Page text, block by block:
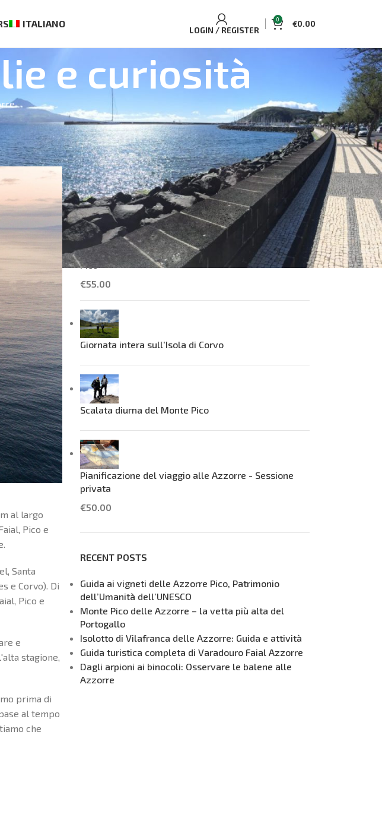
ITALIANO
LOGIN / REGISTER
0 €0.00
e curiosità
al largo
Pico e
Santa
e Corvo). Di
Pico e
e
stagione,
prima di
al tempo
che
BEST SELLING TOURS AND ACCOMMODATIONS
Casa Aguaplano Cottage accogliente
€70.00 Single/Double
Tour di osservazione di balene e delfini sull'Isola di
Pico
€55.00
Giornata intera sull'Isola di Corvo
Scalata diurna del Monte Pico
Pianificazione del viaggio alle Azzorre - Sessione
privata
€50.00
RECENT POSTS
Guida ai vigneti delle Azzorre Pico, Patrimonio
dell’Umanità dell’UNESCO
Monte Pico delle Azzorre – la vetta più alta del
Portogallo
Isolotto di Vilafranca delle Azzorre: Guida e attività
Guida turistica completa di Varadouro Faial Azzorre
Dagli arpioni ai binocoli: Osservare le balene alle
Azzorre